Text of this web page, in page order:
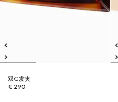
双G发夹
€ 290